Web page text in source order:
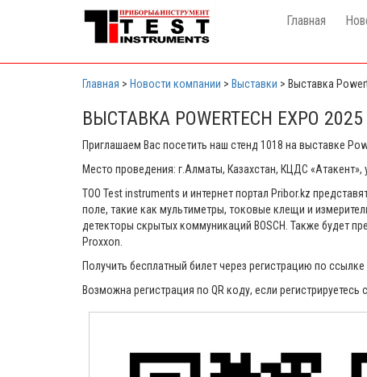
Главная
Главная > Новости компании > Выставки > Выставка
ВЫСТАВКА POWERTECH EXPO 2025
Приглашаем Вас посетить наш стенд 1018 на выставке
Место проведения: г.Алматы, Казахстан, КЦДС «Атакент»,
ТОО Test instruments и интернет портал Pribor.kz
поле, такие как мультиметры, токовые клещи и
детекторы скрытых коммуникаций BOSCH. Также будет
Proxxon.
Получить бесплатный билет через регистрацию по ссылке
Возможна регистрация по QR коду, если